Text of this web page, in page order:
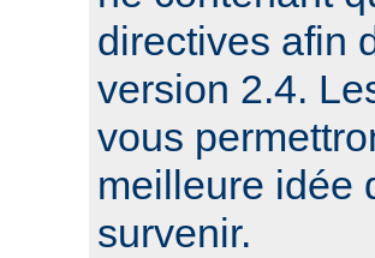
directives afin
version 2.4.
vous
meilleure idée
survenir.